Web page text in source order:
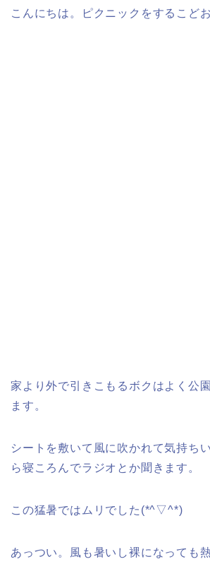
こんにちは。ピクニックをするこど
家より外で引きこもるボクはよく公
ます。
シートを敷いて風に吹かれて気持ち
ら寝ころんでラジオとか聞きます。
この猛暑ではムリでした(*^▽^*)
あっつい。風も暑いし裸になっても